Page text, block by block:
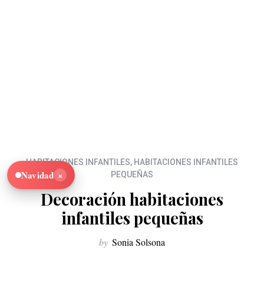
HABITACIONES INFANTILES, HABITACIONES INFANTILES
PEQUEÑAS
Decoración habitaciones
infantiles pequeñas
by Sonia Solsona
Navidad ×